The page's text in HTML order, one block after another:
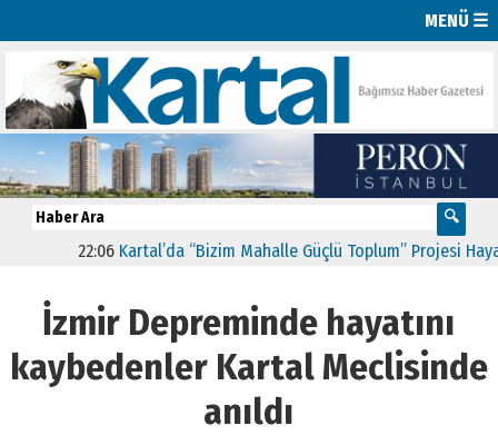
MENÜ ☰
22:06 Kartal’da “Bizim Mahalle Güçlü Toplum” Projesi Hayata
İzmir Depreminde hayatını
kaybedenler Kartal Meclisinde
anıldı